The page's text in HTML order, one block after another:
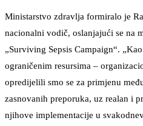
Ministarstvo zdravlja formiralo je
nacionalni vodič, oslanjajući se na
„Surviving Sepsis Campaign“.
ograničenim resursima –
opredijelili smo se za primjenu
zasnovanih preporuka, uz realan i
njihove implementacije u